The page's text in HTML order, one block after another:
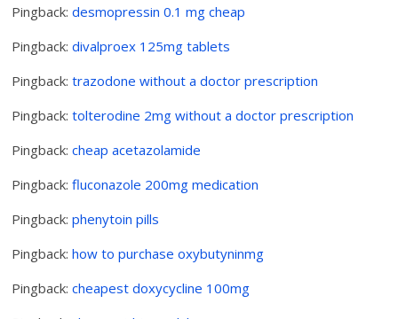
Pingback:desmopressin 0.1 mg cheap
Pingback:divalproex 125mg tablets
Pingback:trazodone without a doctor prescription
Pingback:tolterodine 2mg without a doctor prescription
Pingback:cheap acetazolamide
Pingback:fluconazole 200mg medication
Pingback:phenytoin pills
Pingback:how to purchase oxybutyninmg
Pingback:cheapest doxycycline 100mg